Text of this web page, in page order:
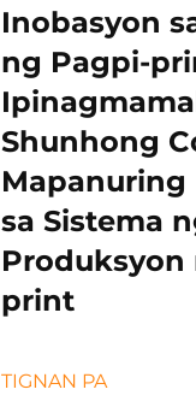
Inobasyon
ng Pagpi-
Shunhong
Mapanuring
sa Sistema
Produksyon
print
TIGNAN PA